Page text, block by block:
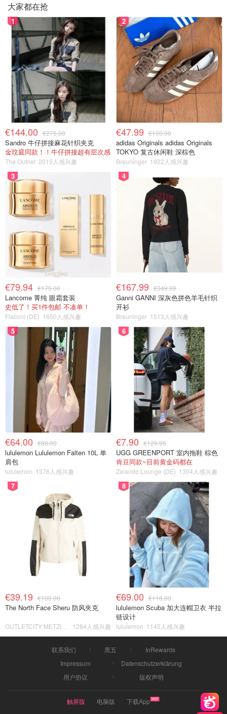
大家都在抢
1
€144.00 €275.00
Sandro 牛仔拼接麻花针织夹克
金玟庭同款！！牛仔拼接超有层次感
The Outnet 2015人感兴趣
2
€47.99 €100.00
adidas Originals adidas Originals
TOKYO 复古休闲鞋 深棕色
Breuninger 1922人感兴趣
3
€79.94 €175.00
Lancome 菁纯 眼霜套装
史低了！买1件包邮 不凑单！
Flaconi (DE) 1650人感兴趣
4
€167.99 €349.99
Ganni GANNI 深灰色拼色羊毛针织
开衫
Breuninger 1513人感兴趣
5
€64.00 €88.00
lululemon Lululemon Falten 10L 单
肩包
lululemon 1376人感兴趣
6
€7.90 €129.95
UGG GREENPORT 室内拖鞋 棕色
肯豆同款~目前黄金码都在
Zalando Lounge (DE) 1304人感兴趣
7
€39.19 €100.00
The North Face Sheru 防风夹克
1284人感兴趣
8
€69.00 €118.00
lululemon Scuba 加大连帽卫衣 半拉
链设计
lululemon 1145人感兴趣
联系我们 黑五
InRewards
Impressum
Datenschutzerklärung
用户协议
版权声明
触屏版 电脑版
下载App